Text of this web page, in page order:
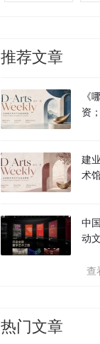
推荐文章
《
资
建
术
中
动
查
热门文章